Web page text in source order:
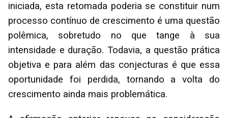
iniciada, esta retomada poderia se constituir num
processo contínuo de crescimento é uma questão
polêmica, sobretudo no que tange à sua
intensidade e duração. Todavia, a questão prática
objetiva e para além das conjecturas é que essa
oportunidade foi perdida, tornando a volta do
crescimento ainda mais problemática.